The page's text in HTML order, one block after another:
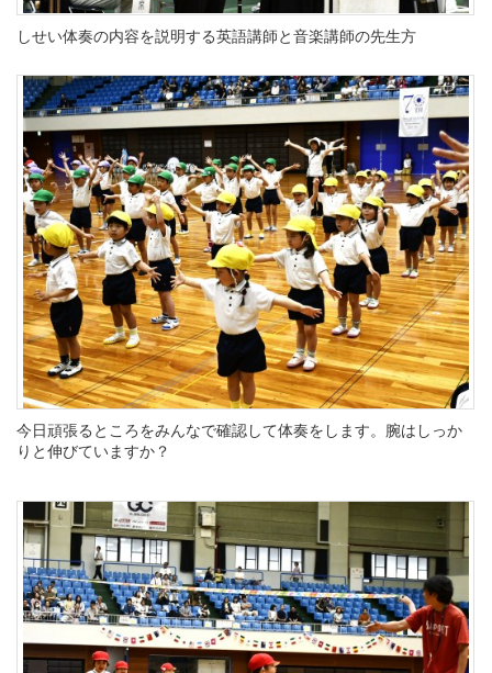
しせい体奏の内容を説明する英語講師と音楽講師の先生方
今日頑張るところをみんなで確認して体奏をします。腕はしっか
りと伸びていますか？